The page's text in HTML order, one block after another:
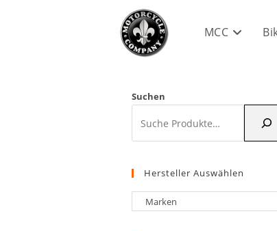
MCC
Suchen
Hersteller Auswählen